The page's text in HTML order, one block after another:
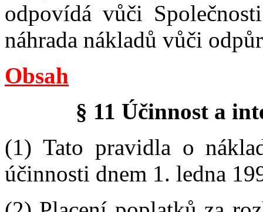
odpovídá vůči
náhrada nákladů vůči
Obsah
§ 11 Účinnost a
(1) Tato pravidla o
účinnosti dnem 1. ledna